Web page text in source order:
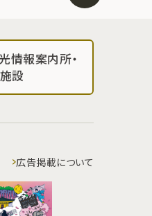
情報案内所・
設
広告掲載について